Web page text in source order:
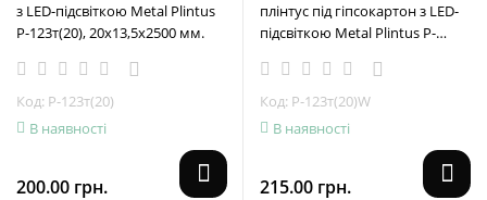
з LED-підсвіткою Metal Plintus
P-123т(20), 20х13,5х2500 мм.
Код: P-123т(20)
В наявності
200.00 грн.
плінтус під гіпсокартон з LED-
підсвіткою Metal Plintus P-
Код: P-123т(20)W
В наявності
215.00 грн.